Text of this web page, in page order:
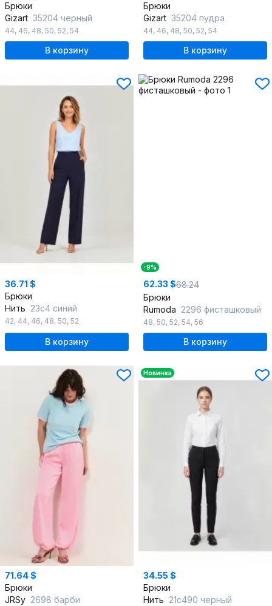
Брюки
Gizart 35204 черный
44, 46, 48, 50, 52, 54
В корзину
Брюки
Gizart 35204 пудра
44, 46, 48, 50, 52, 54
В корзину
36.71 $
Брюки
Нить 23с4 синий
42, 44, 46, 48, 50, 52
В корзину
-9%
62.33 $68.24
Брюки
Rumoda 2296 фисташковый
48, 50, 52, 54, 56
В корзину
71.64 $
Брюки
JRSy 2698 барби
Новинка
34.55 $
Брюки
Нить 21с490 черный